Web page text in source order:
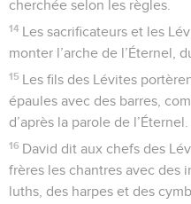
cherchée selon les règles.
14 Les sacrificateurs et les
monter l’arche de l’Éternel,
15 Les fils des Lévites
épaules avec des barres,
d’après la parole de l’Éternel.
16 David dit aux chefs des
frères les chantres avec des
luths, des harpes et des